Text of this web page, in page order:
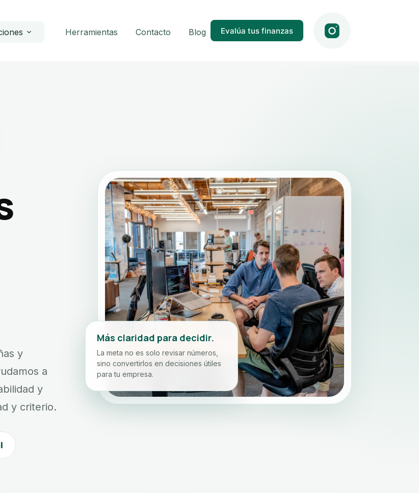
Herramientas Contacto Blog Evalúa tus finanzas
y
a
y
y criterio.
Más claridad para decidir.
La meta no es solo revisar números,
sino convertirlos en decisiones útiles
para tu empresa.